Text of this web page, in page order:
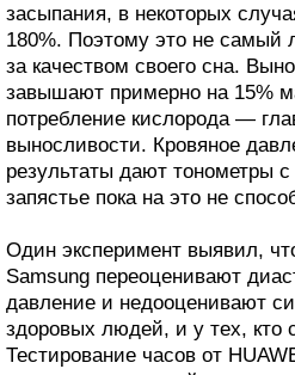
засыпания, в некоторых
180%. Поэтому это не самый
за качеством своего сна.
завышают примерно на 15%
потребление кислорода —
выносливости. Кровяное
результаты дают тонометры
запястье пока на это не
Один эксперимент выявил,
Samsung переоценивают
давление и недооценивают
здоровых людей, и у тех, кто
Тестирование часов от